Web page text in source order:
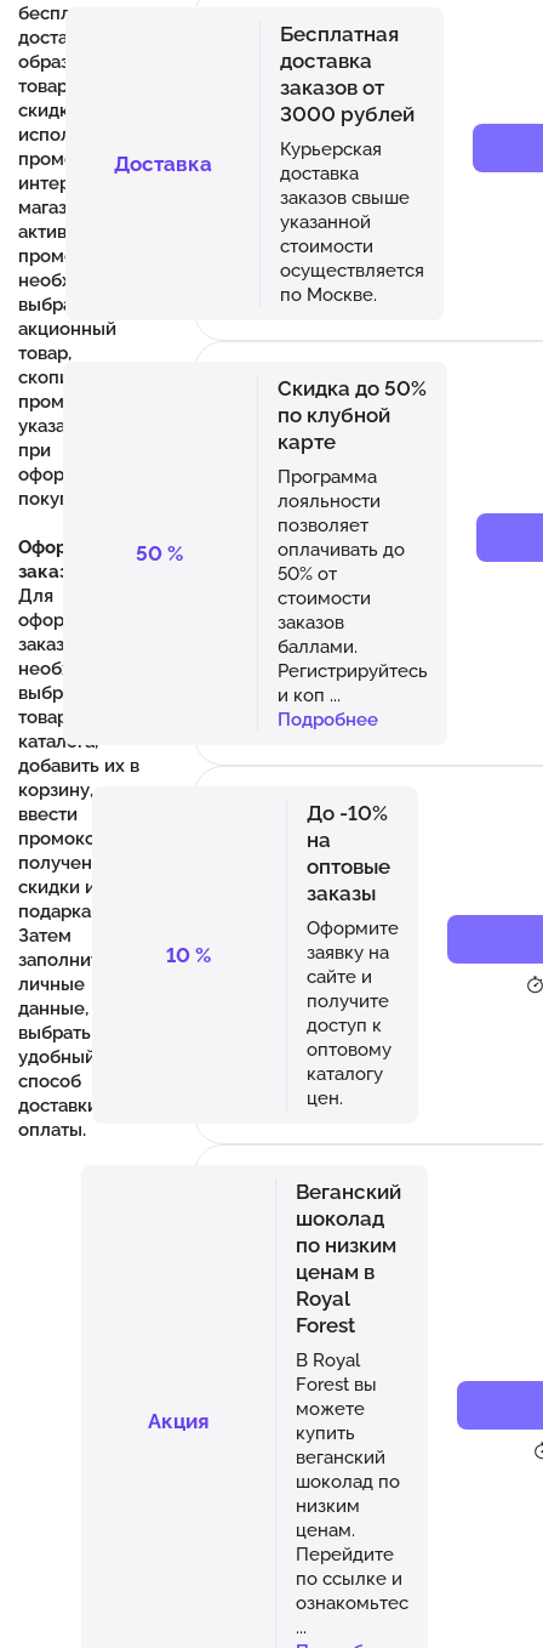
бесплатная
доставка,
образцы
товаров или
скидки,
используя
промокоды в
интернет-
магазине. Для
активации
промокода
необходимо
выбрать
акционный
товар,
скопировать
промокод,
указать его
при
оформлении
покупки.
Оформление
заказа
Для
оформления
заказа
необходимо
выбрать
товары из
каталога,
добавить их в
корзину,
ввести
промокод для
получения
скидки или
подарка.
Затем
заполнить
личные
данные,
выбрать
удобный
способ
доставки и
оплаты.
Доставка
Бесплатная
доставка
заказов от
3000 рублей
Курьерская
доставка
заказов свыше
указанной
стоимости
осуществляется
по Москве.
50 %
Скидка до 50%
по клубной
карте
Программа
лояльности
позволяет
оплачивать до
50% от
стоимости
заказов
баллами.
Регистрируйтесь
и коп ...
Подробнее
10 %
До -10%
на
оптовые
заказы
Оформите
заявку на
сайте и
получите
доступ к
оптовому
каталогу
цен.
Акция
Веганский
шоколад
по низким
ценам в
Royal
Forest
В Royal
Forest вы
можете
купить
веганский
шоколад по
низким
ценам.
Перейдите
по ссылке и
ознакомьтес
...